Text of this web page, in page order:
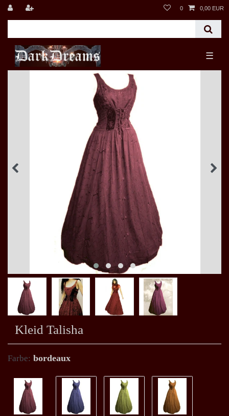
0 0,00 EUR
☰
Kleid Talisha
Farbe: bordeaux